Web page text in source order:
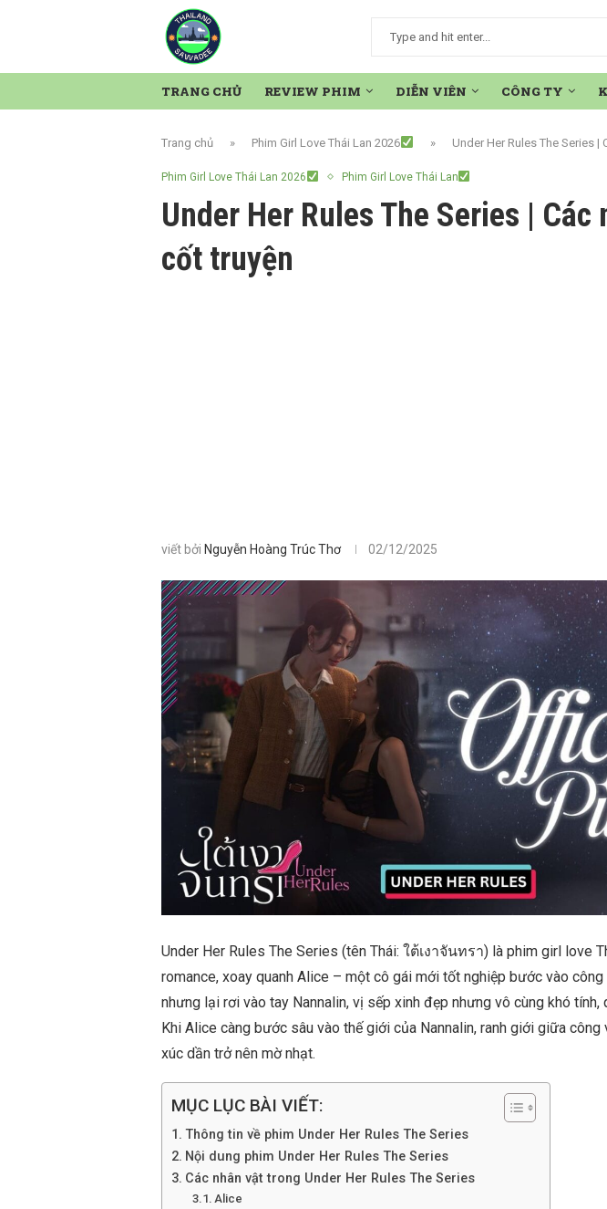
TRANG CHỦ REVIEW PHIM DIỄN VIÊN CÔNG TY
Trang chủ » Phim Girl Love Thái Lan 2026 » Under Her Rules The Series |
Phim Girl Love Thái Lan 2026 Phim Girl Love Thái Lan
Under Her Rules The Series | Các
cốt truyện
viết bởi Nguyễn Hoàng Trúc Thơ 02/12/2025
Under Her Rules The Series (tên Thái: ใต้เงาจันทรา) là phim girl love
romance, xoay quanh Alice – một cô gái mới tốt nghiệp bước vào
nhưng lại rơi vào tay Nannalin, vị sếp xinh đẹp nhưng vô cùng khó tính,
Khi Alice càng bước sâu vào thế giới của Nannalin, ranh giới giữa công
xúc dần trở nên mờ nhạt.
MỤC LỤC BÀI VIẾT:
Thông tin về phim Under Her Rules The Series
Nội dung phim Under Her Rules The Series
Các nhân vật trong Under Her Rules The Series
Alice